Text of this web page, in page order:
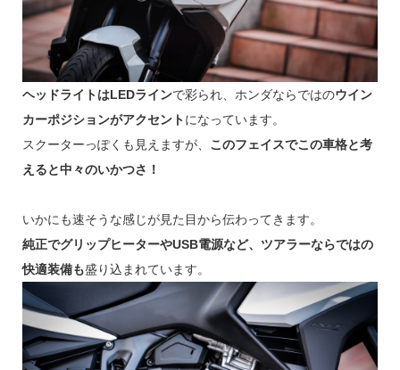
ヘッドライトはLEDラインで彩られ、ホンダならではのウイン
カーポジションがアクセントになっています。
スクーターっぽくも見えますが、 このフェイスでこの車格と考
えると中々のいかつさ！
いかにも速そうな感じが見た目から伝わってきます。
純正でグリップヒーターやUSB電源など、ツアラーならではの
快適装備も盛り込まれています。